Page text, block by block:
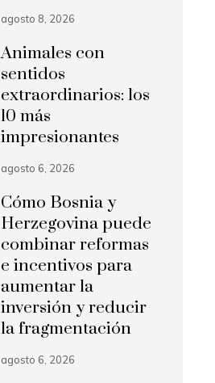
agosto 8, 2026
Animales con
sentidos
extraordinarios: los
10 más
impresionantes
agosto 6, 2026
Cómo Bosnia y
Herzegovina puede
combinar reformas
e incentivos para
aumentar la
inversión y reducir
la fragmentación
agosto 6, 2026